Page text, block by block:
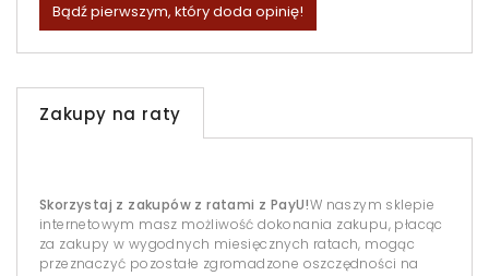
Bądź pierwszym, który doda opinię!
Zakupy na raty
Skorzystaj z zakupów z ratami z PayU!W naszym sklepie
internetowym masz możliwość dokonania zakupu, płacąc
za zakupy w wygodnych miesięcznych ratach, mogąc
przeznaczyć pozostałe zgromadzone oszczędności na